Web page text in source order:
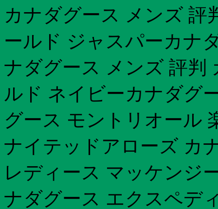
カナダグース メンズ 評
ールド ジャスパーカナ
ナダグース メンズ 評判
ルド ネイビーカナダグ
グース モントリオール
ナイテッドアローズ カ
レディース マッケンジ
ナダグース エクスペデ